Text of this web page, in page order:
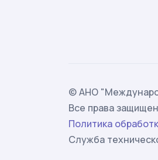
© АНО
Все права
Политика
Служба